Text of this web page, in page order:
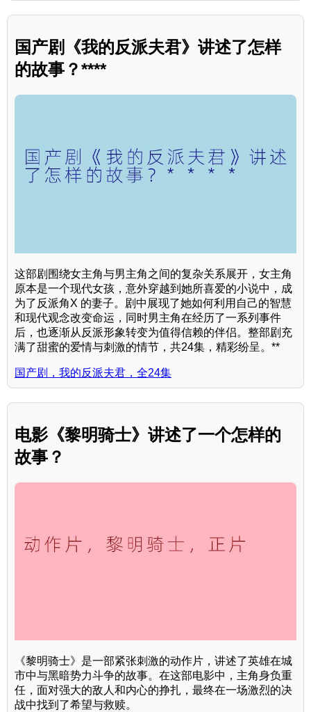
国产剧《我的反派夫君》讲述了怎样
的故事？****
这部剧围绕女主角与男主角之间的复杂关系展开，女主角
原本是一个现代女孩，意外穿越到她所喜爱的小说中，成
为了反派角X 的妻子。剧中展现了她如何利用自己的智慧
和现代观念改变命运，同时男主角在经历了一系列事件
后，也逐渐从反派形象转变为值得信赖的伴侣。整部剧充
满了甜蜜的爱情与刺激的情节，共24集，精彩纷呈。**
国产剧，我的反派夫君，全24集
电影《黎明骑士》讲述了一个怎样的
故事？
《黎明骑士》是一部紧张刺激的动作片，讲述了英雄在城
市中与黑暗势力斗争的故事。在这部电影中，主角身负重
任，面对强大的敌人和内心的挣扎，最终在一场激烈的决
战中找到了希望与救赎。